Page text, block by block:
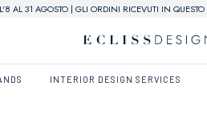
AL 31 AGOSTO | GLI ORDINI RICEVUTI IN
INTERIOR DESIGN SERVICES